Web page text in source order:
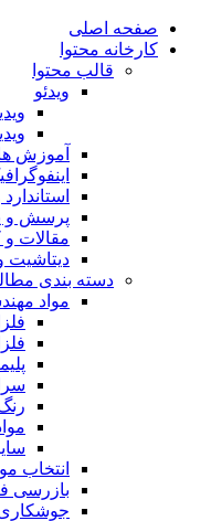
صفحه اصلی
کارخانه محتوا
قالب محتوا
ویدئو
آموزش
پرسش و
مقالات و
دیتاشیت
دسته بندی
مواد
انتخاب
بازرسی